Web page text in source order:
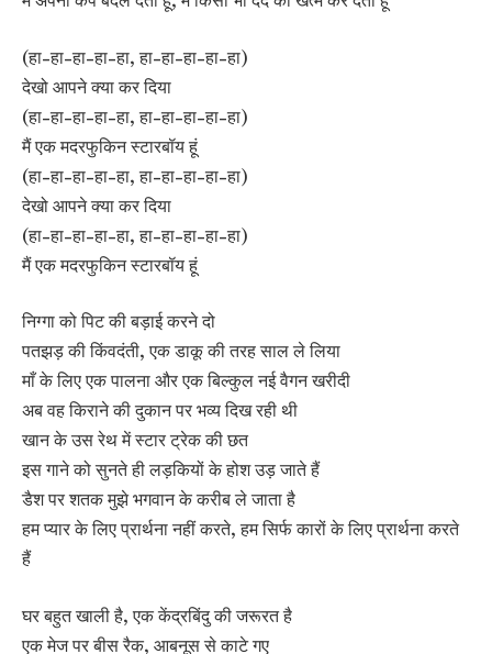
(हा-हा-हा-हा-हा, हा-हा-हा-हा-हा)
देखो आपने क्या कर दिया
(हा-हा-हा-हा-हा, हा-हा-हा-हा-हा)
मैं एक मदरफुकिन स्टारबॉय हूं
(हा-हा-हा-हा-हा, हा-हा-हा-हा-हा)
देखो आपने क्या कर दिया
(हा-हा-हा-हा-हा, हा-हा-हा-हा-हा)
मैं एक मदरफुकिन स्टारबॉय हूं
निग्गा को पिट की बड़ाई करने दो
पतझड़ की किंवदंती, एक डाकू की तरह साल ले लिया
माँ के लिए एक पालना और एक बिल्कुल नई वैगन खरीदी
अब वह किराने की दुकान पर भव्य दिख रही थी
खान के उस रेथ में स्टार ट्रेक की छत
इस गाने को सुनते ही लड़कियों के होश उड़ जाते हैं
डैश पर शतक मुझे भगवान के करीब ले जाता है
हम प्यार के लिए प्रार्थना नहीं करते, हम सिर्फ कारों के लिए प्रार्थना करते
हैं
घर बहुत खाली है, एक केंद्रबिंदु की जरूरत है
एक मेज पर बीस रैक, आबनूस से काटे गए